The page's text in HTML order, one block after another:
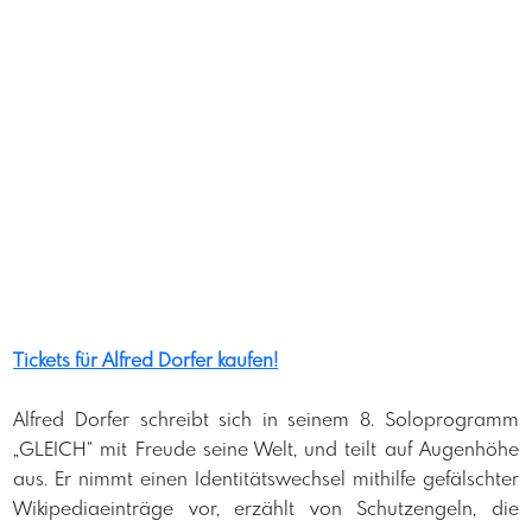
Tickets für Alfred Dorfer kaufen!
Alfred Dorfer schreibt sich in seinem 8. Soloprogramm
„GLEICH“ mit Freude seine Welt, und teilt auf Augenhöhe
aus. Er nimmt einen Identitätswechsel mithilfe gefälschter
Wikipediaeinträge vor, erzählt von Schutzengeln, die